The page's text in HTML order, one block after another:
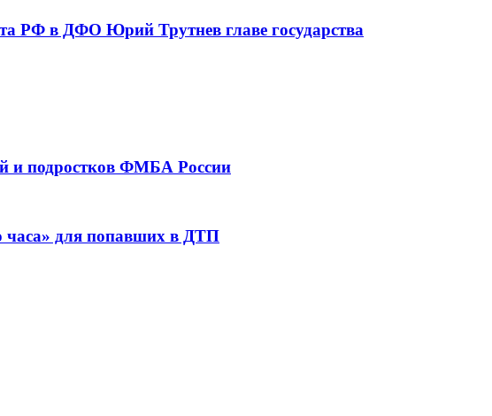
РФ в ДФО Юрий Трутнев главе государства
и подростков ФМБА России
часа» для попавших в ДТП